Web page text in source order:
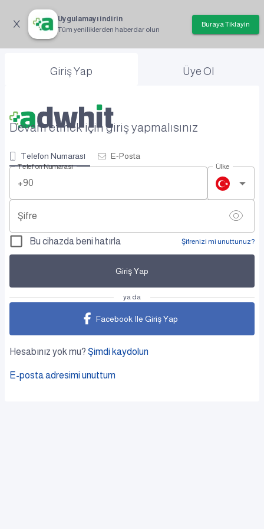
Uygulamayı indirin
Tüm yeniliklerden haberdar olun
Buraya Tıklayın
Giriş Yap Üye Ol
Devam etmek için giriş yapmalısınız
Telefon Numarası E-Posta
Telefon Numarası
+90
Ülke
Şifre
Bu cihazda beni hatırla Şifrenizi mi unuttunuz?
Giriş Yap
ya da
Facebook Ile Giriş Yap
Hesabınız yok mu? Şimdi kaydolun
E-posta adresimi unuttum